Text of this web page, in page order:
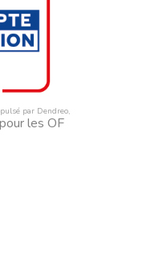
par Dendreo,
les OF